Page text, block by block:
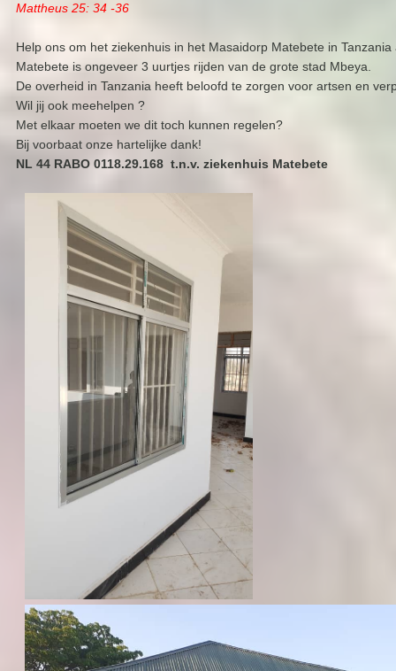
Mattheus 25: 34 -36
Help ons om het ziekenhuis in het Masaidorp Matebete in
Matebete is ongeveer 3 uurtjes rijden van de grote stad Mbeya.
De overheid in Tanzania heeft beloofd te zorgen voor artsen en
Wil jij ook meehelpen ?
Met elkaar moeten we dit toch kunnen regelen?
Bij voorbaat onze hartelijke dank!
NL 44 RABO 0118.29.168 t.n.v. ziekenhuis Matebete